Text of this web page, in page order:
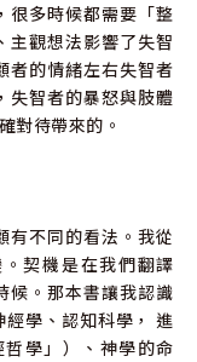
很多時候都需要「整
主觀想法影響了失智
者的情緒左右失智者
失智者的暴怒與肢體
對待帶來的。
不同的看法。我從
契機是在我們翻譯
候。那本書讓我認識
學、認知科學， 進
學」）、神學的命